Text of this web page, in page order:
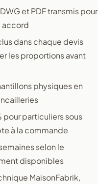
et PDF transmis pour
accord
dans chaque devis
les proportions avant
physiques en
pour particuliers sous
à la commande
selon le
disponibles
MaisonFabrik,